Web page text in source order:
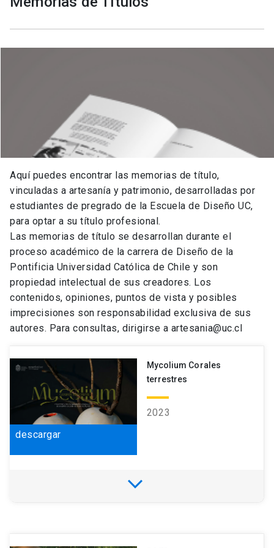
Cestería
Libro de “Mi laboratorio de Artesanía, kit Mapuche
Lafkenche” permite descubrir a niños, niñas y sus
familias la ciencia y tecnología que hay detrás de
una pilwa, artefacto artesanal creado por
recoger mariscos y hoy se usa como bolsa
reutilizable.
Aquí puedes encontrar las memorias de título,
vinculadas a artesanía y patrimonio, desarrolladas por
estudiantes de pregrado de la Escuela de Diseño UC,
para optar a su título profesional.
Las memorias de título se desarrollan durante el
proceso académico de la carrera de Diseño de la
Pontificia Universidad Católica de Chile y son
propiedad intelectual de sus creadores. Los
contenidos, opiniones, puntos de vista y posibles
imprecisiones son responsabilidad exclusiva de sus
autores. Para consultas, dirigirse a artesania@uc.cl
descargar
Mycolium Corales
terrestres
2023
expand_more
Javiera Ferrari Cortés